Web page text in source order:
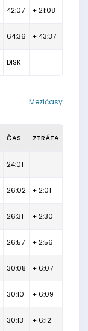
42:07 + 21:08
64:36 + 43:37
DISK
Mezičasy
ČAS ZTRÁTA
24:01
26:02 + 2:01
26:31 + 2:30
26:57 + 2:56
30:08 + 6:07
30:10 + 6:09
30:13 + 6:12